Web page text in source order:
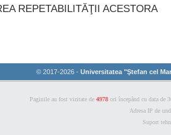
REPETABILITĂŢII ACESTORA
© 2017-2026 - Universitatea "Ştefan cel
Paginile au fost vizitate de 4978ori începând cu data de
Adresa IP de
Suport